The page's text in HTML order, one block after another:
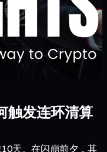
触发连环清算
天。在闪崩前夕，其